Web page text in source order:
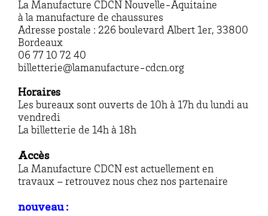
La Manufacture CDCN Nouvelle-Aquitaine
à la manufacture de chaussures
Adresse postale : 226 boulevard Albert 1er, 33800
Bordeaux
06 77 10 72 40
billetterie@lamanufacture-cdcn.org
Horaires
Les bureaux sont ouverts de 10h à 17h du lundi au
vendredi
La billetterie de 14h à 18h
Accès
La Manufacture CDCN est actuellement en
travaux – retrouvez nous chez nos partenaire
nouveau :